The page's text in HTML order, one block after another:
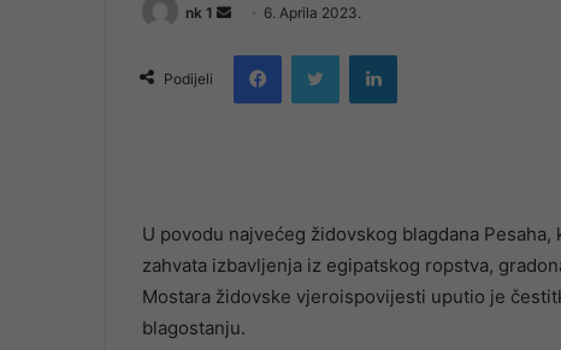
nk 1
Send
email
6. Aprila 2023.
Podijeli
FacebookTwitter LinkedIn
U povodu najvećeg židovskog blagdana
zahvata izbavljenja iz egipatskog ropstva,
Mostara židovske vjeroispovijesti uputio je
blagostanju.